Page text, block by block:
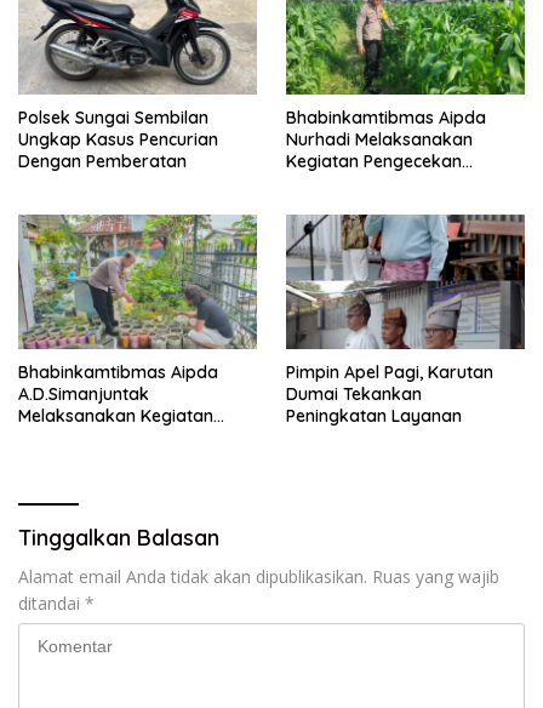
Polsek Sungai Sembilan
Ungkap Kasus Pencurian
Dengan Pemberatan
Bhabinkamtibmas Aipda
Nurhadi Melaksanakan
Kegiatan Pengecekan
Jagung Pipil
Bhabinkamtibmas Aipda
A.D.Simanjuntak
Melaksanakan Kegiatan
Pimpin Apel Pagi, Karutan
Dumai Tekankan
Peningkatan Layanan
Tinggalkan Balasan
Alamat email Anda tidak akan dipublikasikan. Ruas yang wajib
ditandai *